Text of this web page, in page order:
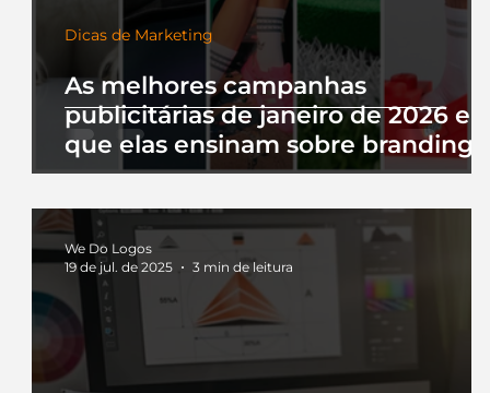
As melhores campanhas
publicitárias de janeiro de 2026 e
que elas ensinam sobre branding
Dicas de Marketing
We Do Logos
19 de jul. de 2025
3 min de leitura